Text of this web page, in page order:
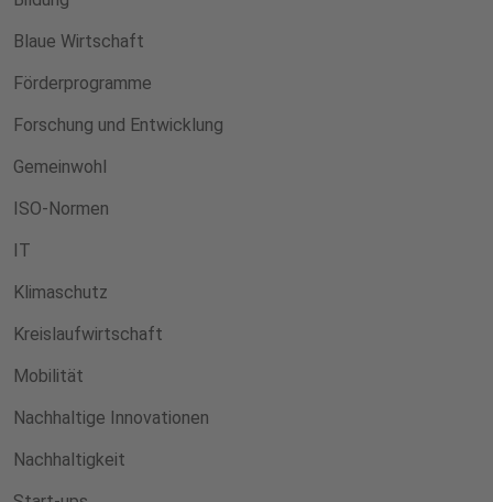
Blaue Wirtschaft
Förderprogramme
Forschung und Entwicklung
Gemeinwohl
ISO-Normen
IT
Klimaschutz
Kreislaufwirtschaft
Mobilität
Nachhaltige Innovationen
Nachhaltigkeit